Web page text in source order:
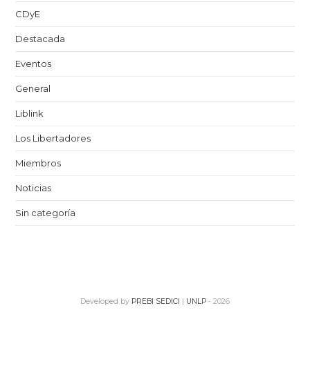
CDyE
Destacada
Eventos
General
Liblink
Los Libertadores
Miembros
Noticias
Sin categoría
Developed by PREBI SEDICI UNLP - 2026